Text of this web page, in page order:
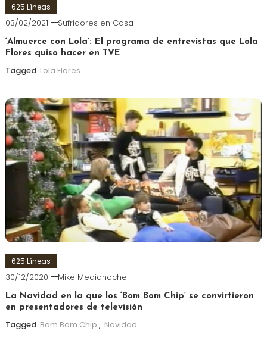
625 Líneas
03/02/2021 Sufridores en Casa
‘Almuerce con Lola’: El programa de entrevistas que Lola
Flores quiso hacer en TVE
Tagged Lola Flores
625 Líneas
30/12/2020 Mike Medianoche
La Navidad en la que los ‘Bom Bom Chip’ se convirtieron
en presentadores de televisión
Tagged Bom Bom Chip , Navidad